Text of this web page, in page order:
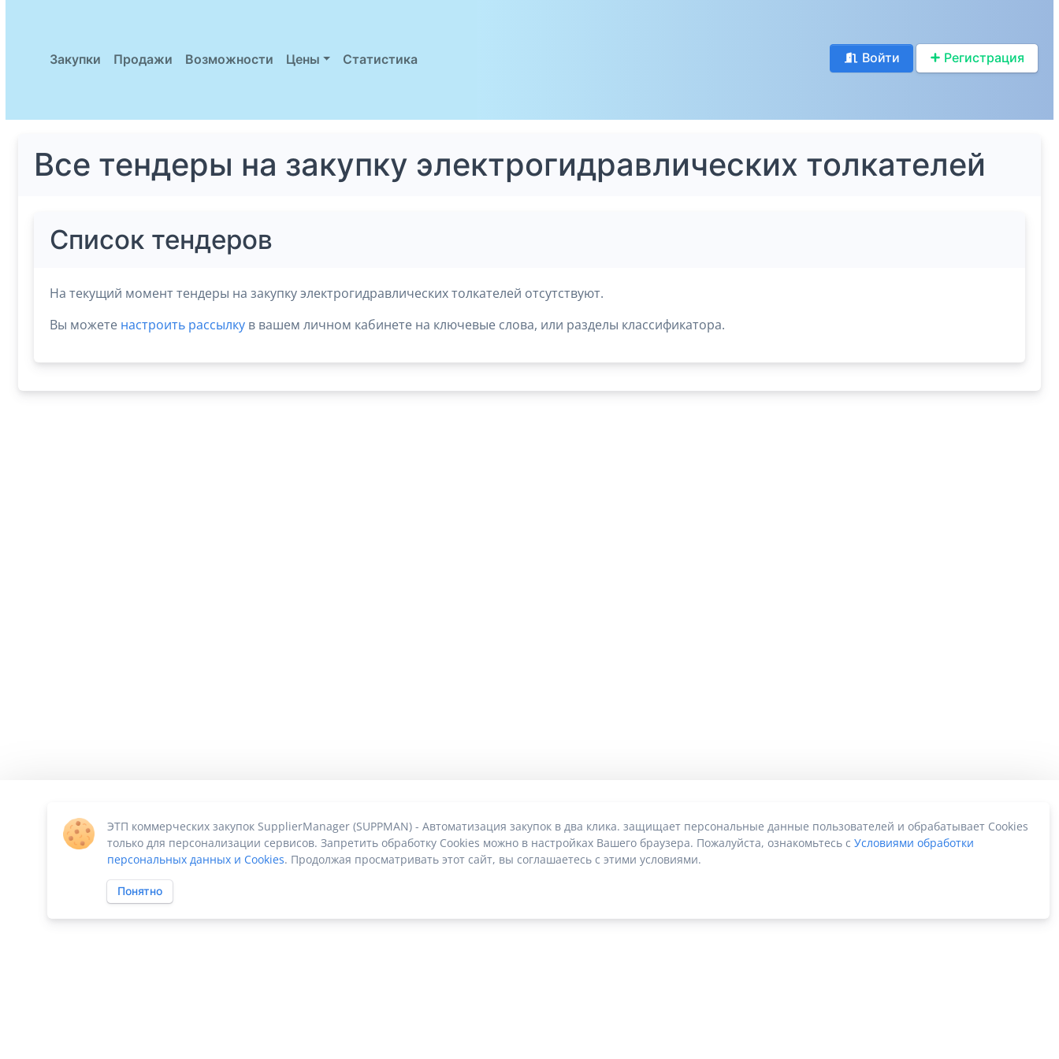
Закупки Продажи Возможности Цены Статистика Войти Регистрация
Все тендеры на закупку электрогидравлических толкателей
Список тендеров
На текущий момент тендеры на закупку электрогидравлических толкателей отсутствуют.
Вы можете настроить рассылкув вашем личном кабинете на ключевые слова, или разделы классификатора.
ЭТП коммерческих закупок SupplierManager (SUPPMAN) - Автоматизация закупок в два клика. защищает персональные данные пользователей и обрабатывает Cookies
только для персонализации сервисов. Запретить обработку Cookies можно в настройках Вашего браузера. Пожалуйста, ознакомьтесь с Условиями обработки
персональных данных и Cookies. Продолжая просматривать этот сайт, вы соглашаетесь с этими условиями.
Понятно